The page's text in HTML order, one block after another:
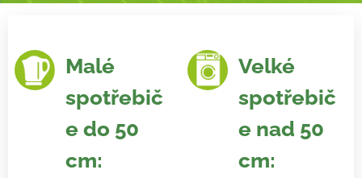
Malé
spotřebič
e do 50
cm:
Velké
spotřebič
e nad 50
cm: